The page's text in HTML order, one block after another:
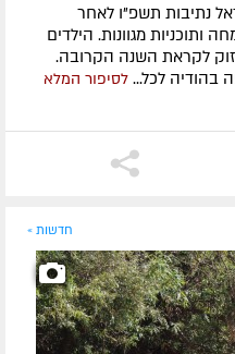
נתיבות תשפ"ו לאחר
ותוכניות מגוונות. הילדים
לקראת השנה הקרובה.
לכל... לסיפור המלא
חדשות »